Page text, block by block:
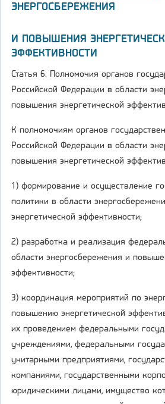
ЭНЕРГОСБЕРЕЖЕНИЯ
И ПОВЫШЕНИЯ
ЭФФЕКТИВНОСТИ
Статья 6. Полномочия органов
Российской Федерации в области
повышения энергетической
К полномочиям органов
Российской Федерации в области
повышения энергетической
1) формирование и осуществление
политики в области
энергетической эффективности;
2) разработка и реализация
области энергосбережения и
эффективности;
3) координация мероприятий по
повышению энергетической
их проведением федеральными
учреждениями, федеральными
унитарными предприятиями,
компаниями, государственными
юридическими лицами, имущество